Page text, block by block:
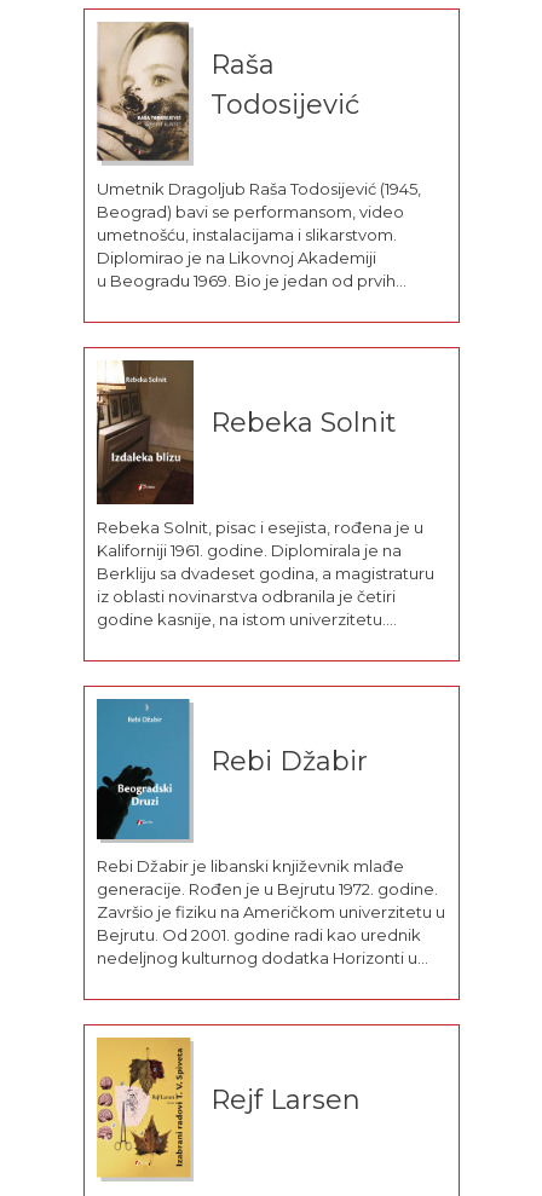
objavljuje nekoliko solo albuma,...
Raša
Todosijević
Umetnik Dragoljub Raša Todosijević (1945,
Beograd) bavi se performansom, video
umetnošću, instalacijama i slikarstvom.
Diplomirao je na Likovnoj Akademiji
u Beogradu 1969. Bio je jedan od prvih
konceptualnu umetnost - Novu umetničku
praksu, i nove medije na tadašnju
jugoslovensku scenu. Njegovi najpoznatiji
radovi Šta je umetnost? (Was ist Kunst?), Bog
voli Srbe...
Rebeka Solnit
Rebeka Solnit, pisac i esejista, rođena je u
Kaliforniji 1961. godine. Diplomirala je na
Berkliju sa dvadeset godina, a magistraturu
iz oblasti novinarstva odbranila je četiri
godine kasnije, na istom univerzitetu.
omiljene teme. Iz obimnog opusa
izdavajamo: Tajna izložba: šest kalifornijskih
umetnika u eri hladnog...
Rebi Džabir
Rebi Džabir je libanski književnik mlađe
generacije. Rođen je u Bejrutu 1972. godine.
Završio je fiziku na Američkom univerzitetu u
Bejrutu. Od 2001. godine radi kao urednik
nedeljnog kulturnog dodatka Horizonti u
Hajat.Za svoj prvi roman Gospodar tame
(1992) dobio je libansku književnu nagradu...
Rejf Larsen